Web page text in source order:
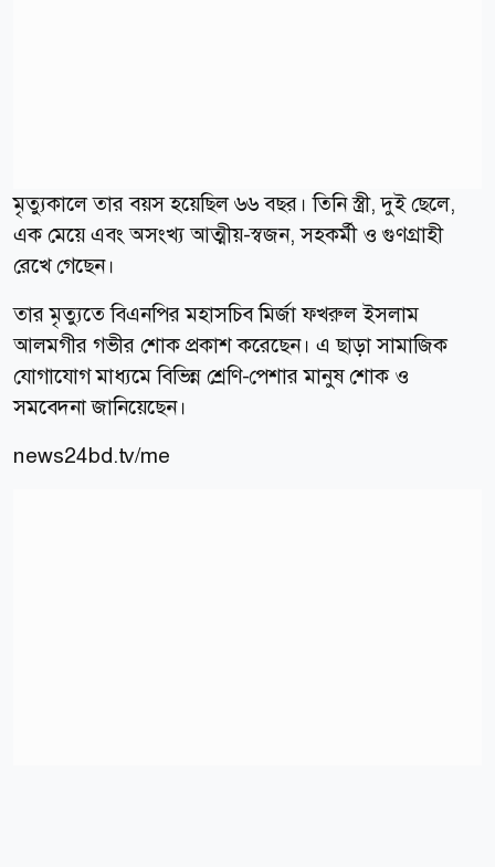
মৃত্যুকালে তার বয়স হয়েছিল ৬৬ বছর। তিনি স্ত্রী, দুই ছেলে,
এক মেয়ে এবং অসংখ্য আত্মীয়-স্বজন, সহকর্মী ও গুণগ্রাহী
রেখে গেছেন।
তার মৃত্যুতে বিএনপির মহাসচিব মির্জা ফখরুল ইসলাম
আলমগীর গভীর শোক প্রকাশ করেছেন। এ ছাড়া সামাজিক
যোগাযোগ মাধ্যমে বিভিন্ন শ্রেণি-পেশার মানুষ শোক ও
সমবেদনা জানিয়েছেন।
news24bd.tv/me